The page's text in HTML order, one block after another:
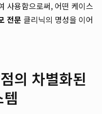
사용함으로써, 어떤 케이스
전문 클리닉의 명성을 이어
의 차별화된